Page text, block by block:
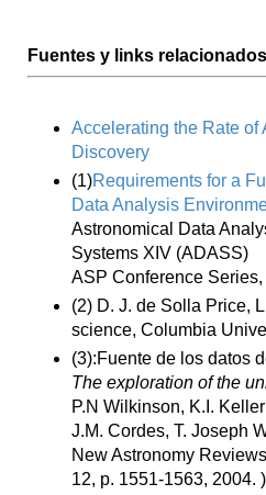
Fuentes y links relacionados
Accelerating the Rate of
Discovery
(1)Requirements for a
Data Analysis
Astronomical Data
Systems XIV (ADASS)
ASP Conference
(2) D. J. de Solla Price,
science, Columbia
(3):Fuente de los datos
The exploration of the
P.N Wilkinson, K.I.
J.M. Cordes, T. Joseph
New Astronomy
12, p. 1551-1563, 2004. )